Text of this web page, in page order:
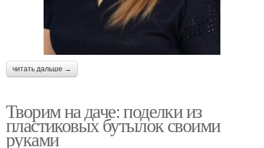
читать дальше →
Творим на даче: поделки из
пластиковых бутылок своими
руками